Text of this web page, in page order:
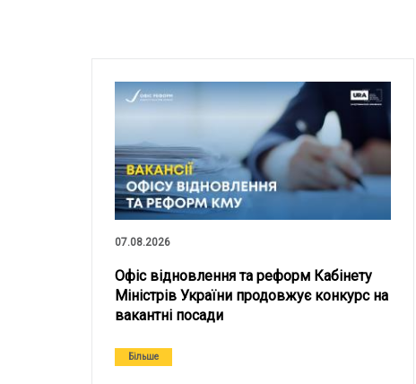
07.08.2026
Офіс відновлення та реформ Кабінету
Міністрів України продовжує конкурс на
вакантні посади
Більше